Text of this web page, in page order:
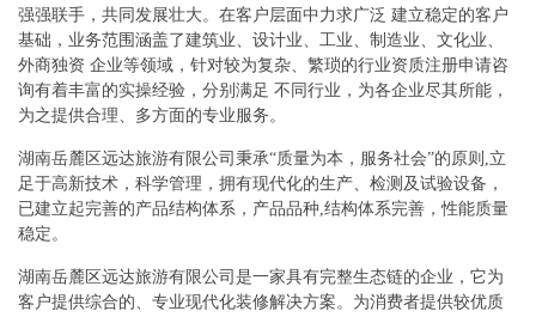
强强联手，共同发展壮大。在客户层面中力求广泛 建立稳定的客户
基础，业务范围涵盖了建筑业、设计业、工业、制造业、文化业、
外商独资 企业等领域，针对较为复杂、繁琐的行业资质注册申请咨
询有着丰富的实操经验，分别满足 不同行业，为各企业尽其所能，
为之提供合理、多方面的专业服务。
湖南岳麓区远达旅游有限公司秉承“质量为本，服务社会”的原则,立
足于高新技术，科学管理，拥有现代化的生产、检测及试验设备，
已建立起完善的产品结构体系，产品品种,结构体系完善，性能质量
稳定。
湖南岳麓区远达旅游有限公司是一家具有完整生态链的企业，它为
客户提供综合的、专业现代化装修解决方案。为消费者提供较优质